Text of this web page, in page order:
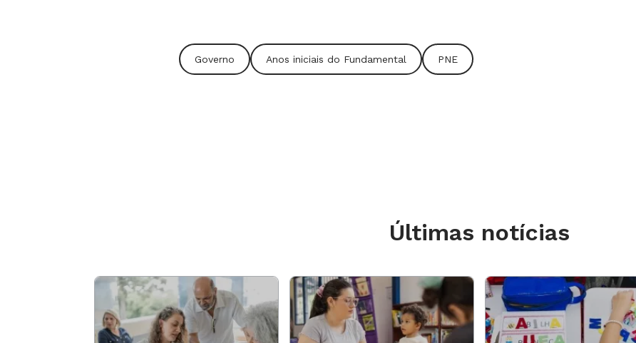
Governo Anos iniciais do Fundamental PNE
Últimas notícias